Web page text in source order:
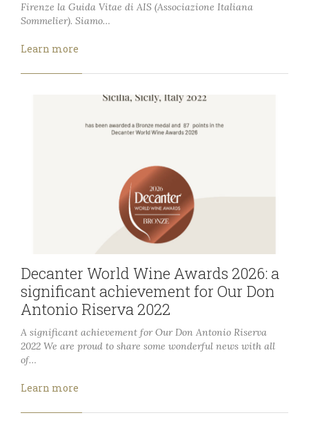
Firenze la Guida Vitae di AIS (Associazione Italiana
Sommelier). Siamo…
Learn more
Decanter World Wine Awards 2026: a
significant achievement for Our Don
Antonio Riserva 2022
A significant achievement for Our Don Antonio Riserva
2022 We are proud to share some wonderful news with all
of…
Learn more